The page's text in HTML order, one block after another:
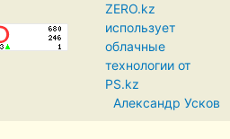
ZERO.kz
использует
облачные
технологии от
PS.kz
Александр Усков